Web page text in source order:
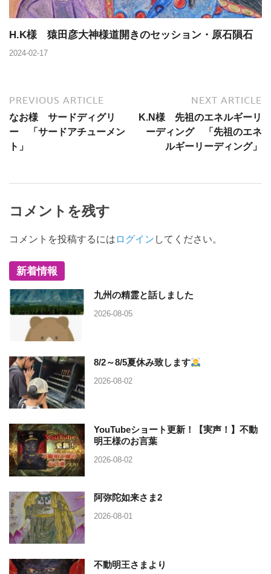
H.K様 猿田彦大神様道開きのセッション・原石隕石
2024-02-17
PREVIOUS ARTICLE
なお様 サードディグリ
ー 「サードアチューメン
ト」
NEXT ARTICLE
K.N様 先祖のエネルギーリ
ーディング 「先祖のエネ
ルギーリーディング」
コメントを残す
コメントを投稿するには ログイン してください。
新着情報
九州の精霊と話しました
2026-08-05
8/2～8/5夏休み致します
2026-08-02
YouTubeショート更新！【実声！】不動
明王様のお言葉
2026-08-02
阿弥陀如来さま2
2026-08-01
不動明王さまより